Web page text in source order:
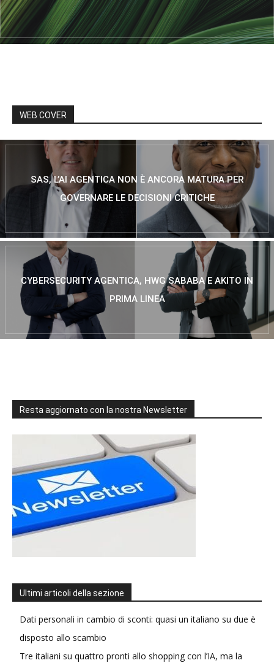
WEB COVER
SAS, L’AI AGENTICA NON È ANCORA MATURA PER
GOVERNARE LE DECISIONI CRITICHE
CYBERSECURITY AGENTICA, HWG SABABA E AKITO IN
PRIMA LINEA
Resta aggiornato con la nostra Newsletter
Ultimi articoli della sezione
Dati personali in cambio di sconti: quasi un italiano su due è
disposto allo scambio
Tre italiani su quattro pronti allo shopping con l’IA, ma la